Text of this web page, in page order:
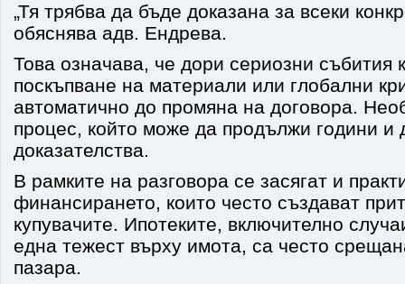
„Тя трябва да бъде доказана за всеки
обяснява адв. Ендрева.
Това означава, че дори сериозни събития
поскъпване на материали или глобални
автоматично до промяна на договора.
процес, който може да продължи години и
доказателства.
В рамките на разговора се засягат и
финансирането, които често създават
купувачите. Ипотеките, включително
една тежест върху имота, са често
пазара.